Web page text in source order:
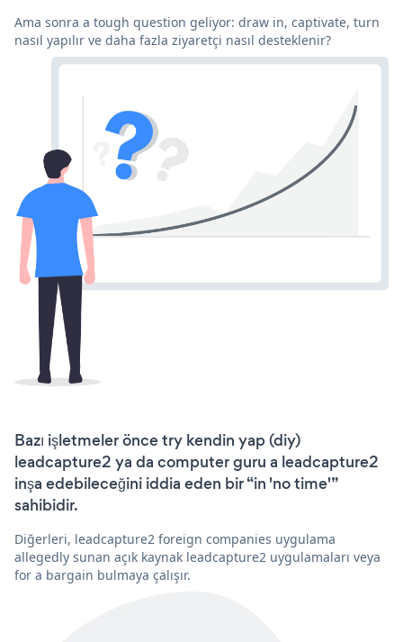
Ama sonra a tough question geliyor: draw in, captivate, turn
nasıl yapılır ve daha fazla ziyaretçi nasıl desteklenir?
Bazı işletmeler önce try kendin yap (diy)
leadcapture2 ya da computer guru a leadcapture2
inşa edebileceğini iddia eden bir “in 'no time'”
sahibidir.
Diğerleri, leadcapture2 foreign companies uygulama
allegedly sunan açık kaynak leadcapture2 uygulamaları veya
for a bargain bulmaya çalışır.